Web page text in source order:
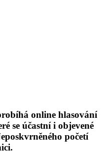
online hlasování
se účastní i objevené
početí